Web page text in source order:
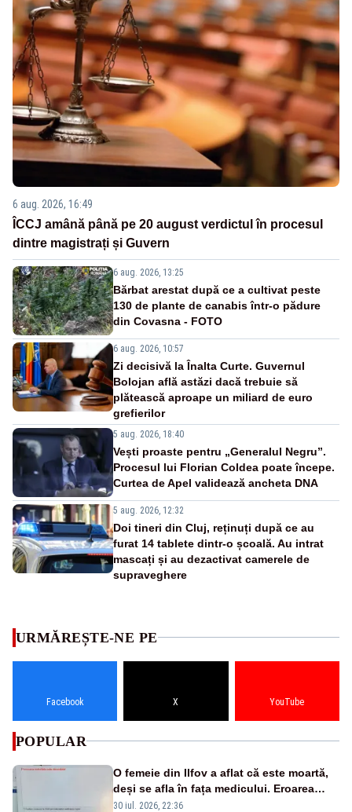
6 aug. 2026, 16:49
ÎCCJ amână până pe 20 august verdictul în procesul
dintre magistrați și Guvern
6 aug. 2026, 13:25
Bărbat arestat după ce a cultivat peste
130 de plante de canabis într-o pădure
din Covasna - FOTO
6 aug. 2026, 10:57
Zi decisivă la Înalta Curte. Guvernul
Bolojan află astăzi dacă trebuie să
plătească aproape un miliard de euro
grefierilor
5 aug. 2026, 18:40
Vești proaste pentru „Generalul Negru”.
Procesul lui Florian Coldea poate începe.
Curtea de Apel validează ancheta DNA
5 aug. 2026, 12:32
Doi tineri din Cluj, reținuți după ce au
furat 14 tablete dintr-o școală. Au intrat
mascați și au dezactivat camerele de
supraveghere
URMĂREȘTE-NE PE
Facebook X YouTube
POPULAR
O femeie din Ilfov a aflat că este moartă,
deși se afla în fața medicului. Eroarea
șocantă descoperită în sistemul statului
30 iul. 2026, 22:36